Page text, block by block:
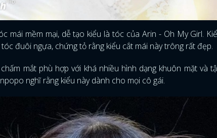
mái mềm mại, dễ tạo kiểu là tóc của Arin - Oh My Girl.
đuôi ngựa, chứng tỏ rằng kiểu cắt mái này trông rất đẹp.
mắt phù hợp với khá nhiều hình dạng khuôn mặt và
nghĩ rằng kiểu này dành cho mọi cô gái.